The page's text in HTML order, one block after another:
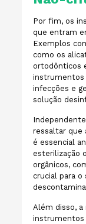
Por fim, os
que entram
Exemplos
como os
ortodônticos
instrumentos
infecções e
solução
ressaltar que
é essencial
esterilização
orgânicos,
crucial para o
Além disso, a
instrumentos